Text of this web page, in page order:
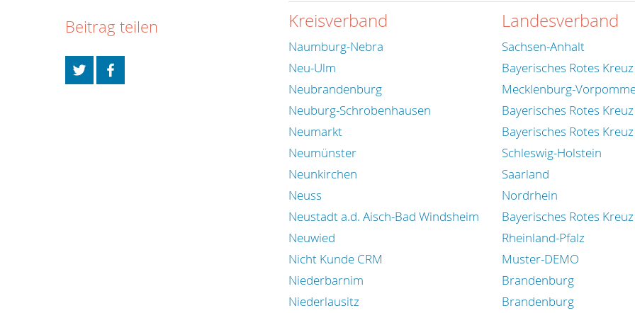
Kreisverband Landesverband
Naumburg-Nebra
Sachsen-Anhalt
Neu-Ulm
Bayerisches Rotes Kreuz
Neubrandenburg
Mecklenburg-
Neuburg-Schrobenhausen
Bayerisches Rotes Kreuz
Neumarkt
Bayerisches Rotes Kreuz
Neumünster
Schleswig-Holstein
Neunkirchen
Saarland
Neuss
Nordrhein
Neustadt a.d. Aisch-Bad Windsheim
Bayerisches Rotes Kreuz
Neuwied
Rheinland-Pfalz
Nicht Kunde CRM
Muster-DEMO
Niederbarnim
Brandenburg
Niederlausitz
Brandenburg
Beitrag teilen